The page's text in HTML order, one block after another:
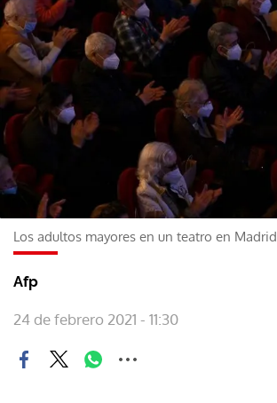
Los adultos mayores en un teatro en Madrid
Afp
24 de febrero 2021 - 11:30